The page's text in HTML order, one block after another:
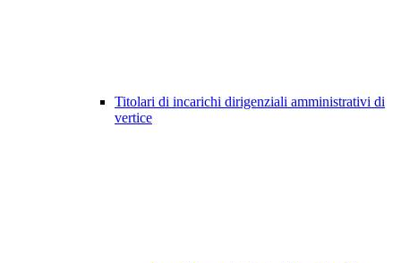
Titolari di incarichi dirigenziali amministrativi di
vertice